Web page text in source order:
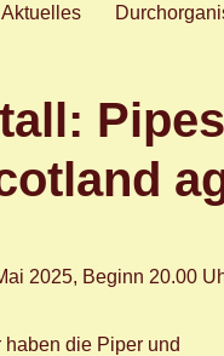
Aktuelles
2025, Beginn 20.00
haben die Piper und